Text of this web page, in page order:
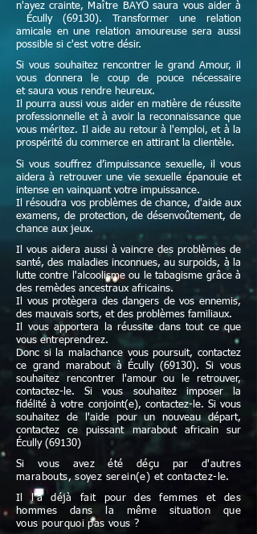
n'ayez crainte,
Maître BAYO saura vous aider à
Écully (69130). Transformer une relation
amicale en une relation amoureuse sera aussi
possible si c'est votre désir.
Si vous souhaitez rencontrer le grand Amour, il
vous donnera le coup de pouce nécessaire
et saura vous rendre heureux.
Il pourra aussi vous aider en matière de réussite
professionnelle et à avoir la reconnaissance que
vous méritez. Il aide au retour à l'emploi, et à la
prospérité du commerce en attirant la clientèle.
Si vous souffrez d’impuissance sexuelle, il vous
aidera à retrouver une vie sexuelle épanouie et
intense en vainquant votre impuissance.
Il résoudra vos problèmes de chance, d'aide aux
examens, de protection, de désenvoûtement, de
chance aux jeux.
Il vous aidera aussi à vaincre des problèmes de
santé, des maladies inconnues, au surpoids, à la
lutte contre l'alcoolisme ou le tabagisme grâce à
des remèdes ancestraux africains.
Il vous protègera des dangers de vos ennemis,
des mauvais sorts, et des problèmes familiaux.
Il vous apportera la réussite dans tout ce que
vous entreprendrez.
Donc si la malachance vous poursuit, contactez
ce grand marabout à Écully (69130). Si vous
souhaitez rencontrer l'amour ou le retrouver,
contactez-le. Si vous souhaitez imposer la
fidélité à votre conjoint(e), contactez-le. Si vous
souhaitez de l'aide pour un nouveau départ,
contactez ce puissant marabout africain sur
Écully (69130)
Si vous avez été déçu par d'autres
marabouts, soyez serein(e) et contactez-le.
Il l'a déjà fait pour des femmes et des
hommes dans la même situation que
vous pourquoi pas vous ?